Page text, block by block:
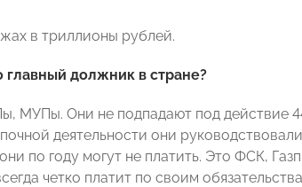
в триллионы рублей.
должник в стране?
МУПы. Они не подпадают под действие
деятельности они
по году могут не платить. Это ФСК,
четко платит по своим